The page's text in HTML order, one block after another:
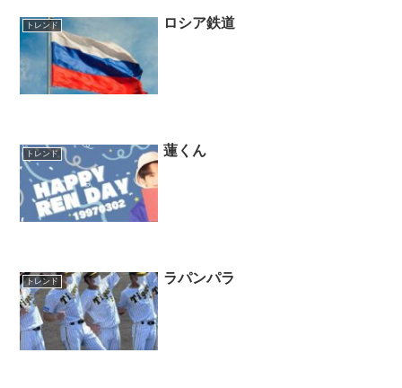
トレンド ロシア鉄道
トレンド 蓮くん
トレンド ラパンパラ